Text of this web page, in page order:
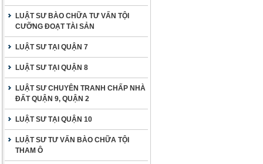
LUẬT SƯ BÀO CHỮA TƯ VẤN TỘI
CƯỠNG ĐOẠT TÀI SẢN
LUẬT SƯ TẠI QUẬN 7
LUẬT SƯ TẠI QUẬN 8
LUẬT SƯ CHUYÊN TRANH CHẤP NHÀ
ĐẤT QUẬN 9, QUẬN 2
LUẬT SƯ TẠI QUẬN 10
LUẬT SƯ TƯ VẤN BÀO CHỮA TỘI
THAM Ô